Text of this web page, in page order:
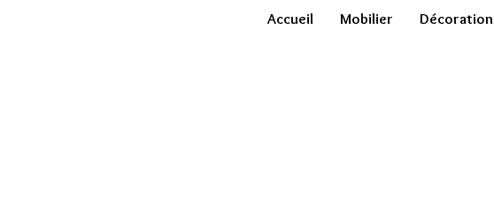
Accueil Mobilier Décoration